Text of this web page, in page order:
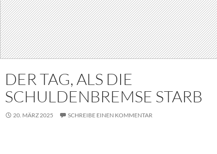
DER TAG, ALS DIE
SCHULDENBREMSE STARB
20. MÄRZ 2025 SCHREIBE EINEN KOMMENTAR